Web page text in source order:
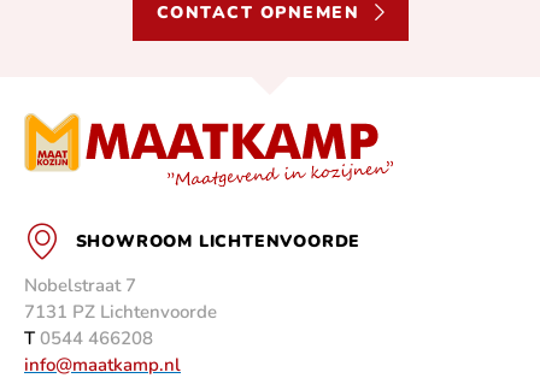
CONTACT OPNEMEN
SHOWROOM LICHTENVOORDE
Nobelstraat 7
7131 PZ Lichtenvoorde
T 0544 466208
info@maatkamp.nl